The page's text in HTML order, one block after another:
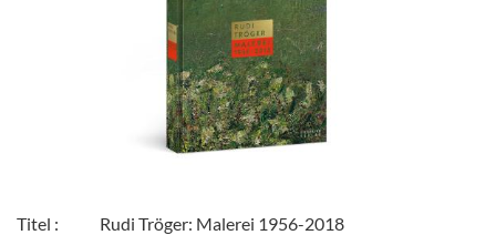
Titel : Rudi Tröger: Malerei 1956-2018